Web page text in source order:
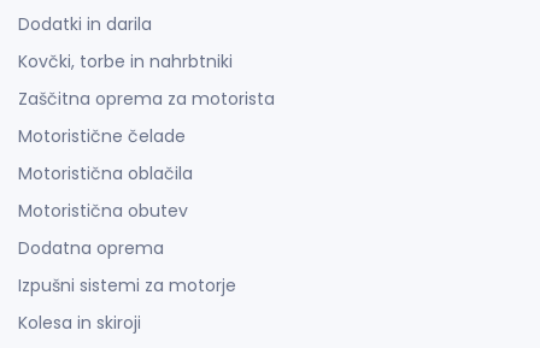
Dodatki in darila
Kovčki, torbe in nahrbtniki
Zaščitna oprema za motorista
Motoristične čelade
Motoristična oblačila
Motoristična obutev
Dodatna oprema
Izpušni sistemi za motorje
Kolesa in skiroji